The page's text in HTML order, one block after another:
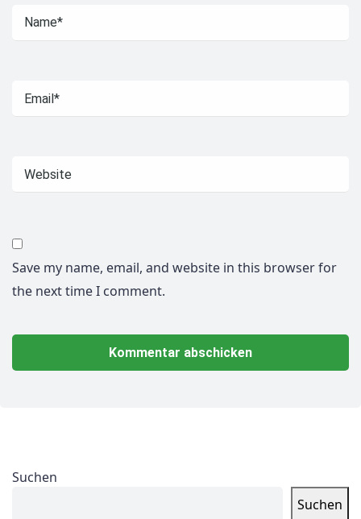
Save my name, email, and website in this browser for
the next time I comment.
Suchen
Suchen